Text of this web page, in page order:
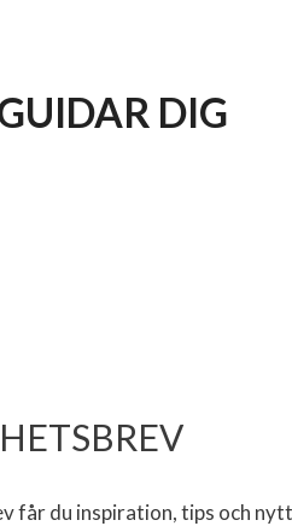
DIG
får du inspiration, tips och